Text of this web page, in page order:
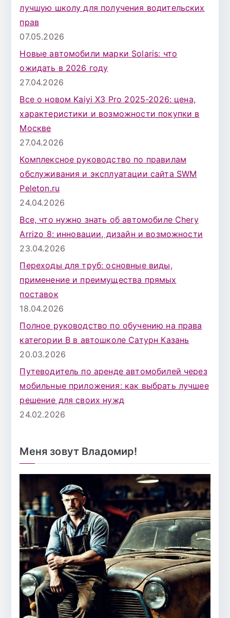
лучшую школу для получения водительских
прав
07.05.2026
Новые автомобили марки Solaris: что
ожидать в 2026 году
27.04.2026
Все о новом Kaiyi X3 Pro 2025-2026: цена,
характеристики и возможности покупки в
Москве
27.04.2026
Комплексное руководство по правилам
обслуживания и эксплуатации сайта SWM
Peleton.ru
24.04.2026
Все, что нужно знать об автомобиле Chery
Arrizo 8: инновации, дизайн и возможности
23.04.2026
Переходы для труб: основные виды,
применение и преимущества прямых
поставок
18.04.2026
Полное руководство по обучению на права
категории B в автошколе Сатурн Казань
20.03.2026
Путеводитель по аренде автомобилей через
мобильные приложения: как выбрать лучшее
решение для своих нужд
24.02.2026
Меня зовут Владомир!